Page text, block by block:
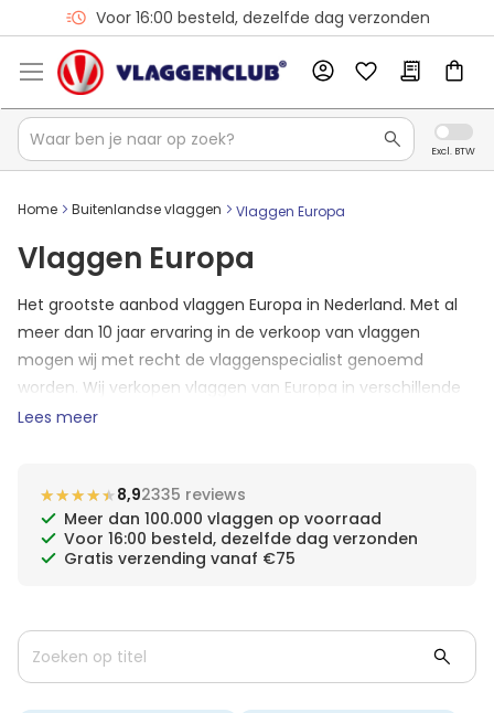
Voor 16:00 besteld, dezelfde dag verzonden
Home Buitenlandse vlaggen Vlaggen Europa
Vlaggen Europa
Het grootste aanbod vlaggen Europa in Nederland. Met al
meer dan 10 jaar ervaring in de verkoop van vlaggen
mogen wij met recht de vlaggenspecialist genoemd
worden. Wij verkopen vlaggen van Europa in verschillende
formaten. Van kleine Europese vlaggen tot grote vlaggen
Bekijk ook: Vlaggenstokken Tafelvlaggen
Zwaaivlaggetjes Vlaggen bedrukken
Lees meer
★★★★★
★★★★★8,92335 reviews
Meer dan 100.000 vlaggen op voorraad
Voor 16:00 besteld, dezelfde dag verzonden
Gratis verzending vanaf €75